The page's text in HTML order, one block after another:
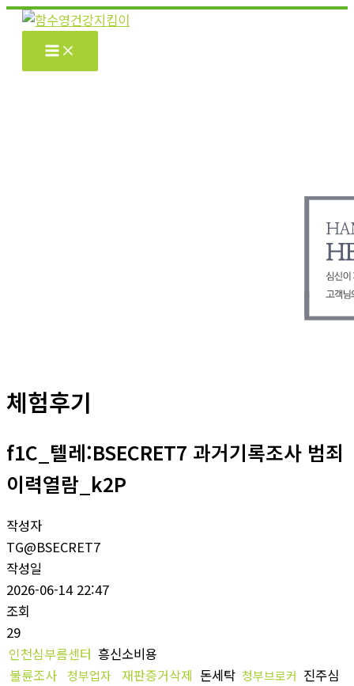
콘
체험후기
f1C_텔레:BSECRET7 과거기록조사 범죄
이력열람_k2P
작성자
TG@BSECRET7
작성일
2026-06-14 22:47
조회
29
인천심부름센터 흥신소비용
불륜조사
청부업자 재판증거삭제 돈세탁 청부브로커 진주심